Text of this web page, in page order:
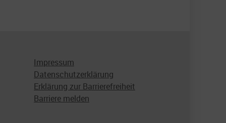
Impressum
Datenschutzerklärung
Erklärung zur Barrierefreiheit
Barriere melden